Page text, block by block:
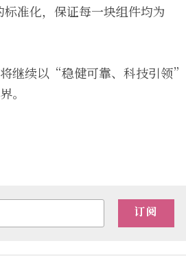
准化，保证每一块组件均为
继续以“稳健可靠、科技引领”
。
订阅